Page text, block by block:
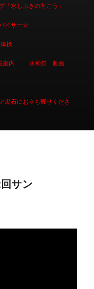
「水しぶきの向こう」
イザー☆
操
案内 水神祭 動画
黒石にお立ち寄りくださ
サン